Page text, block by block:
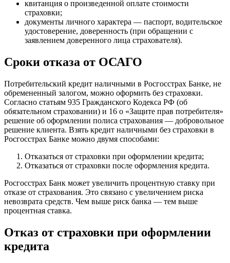
квитанция о произведенной оплате стоимости
страховки;
документы личного характера — паспорт, водительское
удостоверение, доверенность (при обращении с
заявлением доверенного лица страхователя).
Сроки отказа от ОСАГО
Потребительский кредит наличными в Росгосстрах Банке, не
обремененный залогом, можно оформить без страховки.
Согласно статьям 935 Гражданского Кодекса РФ (об
обязательном страховании) и 16 о «Защите прав потребителя»
решение об оформлении полиса страхования — добровольное
решение клиента. Взять кредит наличными без страховки в
Росгосстрах Банке можно двумя способами:
Отказаться от страховки при оформлении кредита;
Отказаться от страховки после оформления кредита.
Росгосстрах Банк может увеличить процентную ставку при
отказе от страхования. Это связано с увеличением риска
невозврата средств. Чем выше риск банка — тем выше
процентная ставка.
Отказ от страховки при оформлении
кредита